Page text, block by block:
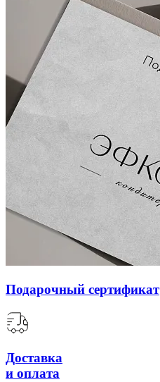
Подарочный сертификат
Доставка
и оплата